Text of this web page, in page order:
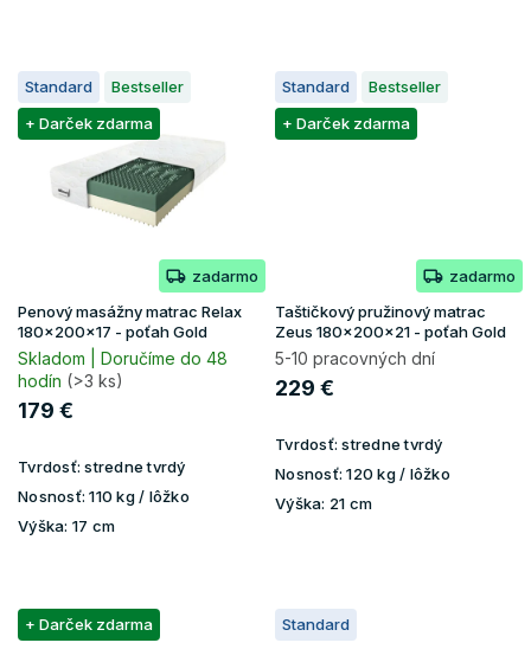
Standard
Bestseller
+ Darček zdarma
zadarmo
Penový masážny matrac Relax
180x200x17 - poťah Gold
Skladom | Doručíme do 48
hodín (>3 ks)
179 €
Tvrdosť: stredne tvrdý
Nosnosť:110 kg / lôžko
Výška: 17 cm
Standard
Bestseller
+ Darček zdarma
zadarmo
Taštičkový pružinový matrac
Zeus 180x200x21 - poťah Gold
5-10 pracovných dní
229 €
Tvrdosť: stredne tvrdý
Nosnosť: 120 kg / lôžko
Výška: 21 cm
+ Darček zdarma Standard